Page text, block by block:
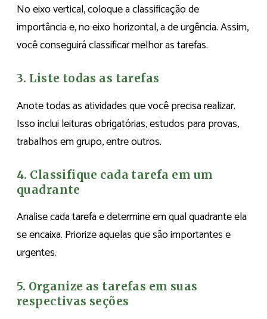
No eixo vertical, coloque a classificação de
importância e, no eixo horizontal, a de urgência. Assim,
você conseguirá classificar melhor as tarefas.
3. Liste todas as tarefas
Anote todas as atividades que você precisa realizar.
Isso inclui leituras obrigatórias, estudos para provas,
trabalhos em grupo, entre outros.
4. Classifique cada tarefa em um
quadrante
Analise cada tarefa e determine em qual quadrante ela
se encaixa. Priorize aquelas que são importantes e
urgentes.
5. Organize as tarefas em suas
respectivas seções